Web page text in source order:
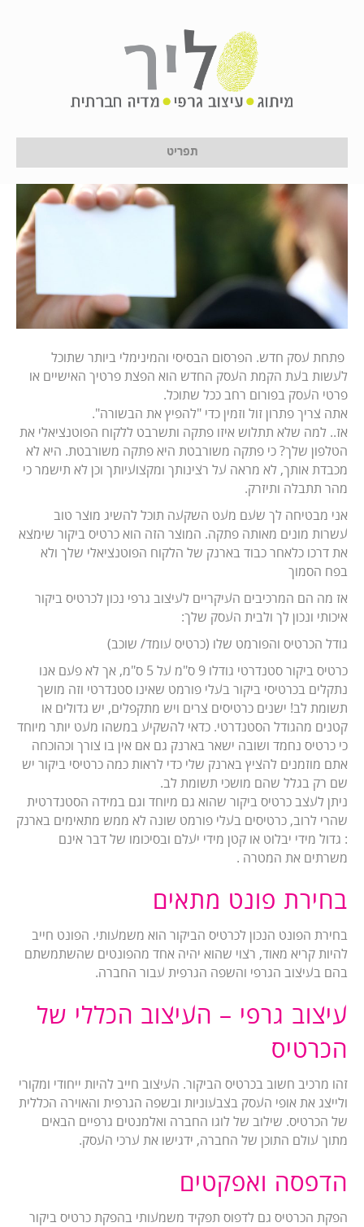
תפריט
טיפים לעיצוב כרטיס ביקור
24 בינואר 2017
פתחת עסק חדש. הפרסום הבסיסי והמינימלי ביותר שתוכל
לעשות בעת הקמת העסק החדש הוא הפצת פרטיך האישיים או
פרטי העסק בפורום רחב ככל שתוכל.
אתה צריך פתרון זול וזמין כדי "להפיץ את הבשורה".
אז.. למה שלא תתלוש איזו פתקה ותשרבט ללקוח הפוטנציאלי את
הטלפון שלך? כי פתקה משורבטת היא פתקה משורבטת. היא לא
מכבדת אותך, לא מראה על רצינותך ומקצועיותך וכן לא תישמר כי
מהר תתבלה ותיזרק.
אני מבטיחה לך שעם מעט השקעה תוכל להשיג מוצר טוב
עשרות מונים מאותה פתקה. המוצר הזה הוא כרטיס ביקור שימצא
את דרכו כלאחר כבוד בארנק של הלקוח הפוטנציאלי שלך ולא
בפח הסמוך
אז מה הם המרכיבים העיקריים לעיצוב גרפי נכון לכרטיס ביקור
איכותי ונכון לך ולבית העסק שלך:
גודל הכרטיס והפורמט שלו (כרטיס עומד/ שוכב)
כרטיס ביקור סטנדרטי גודלו 9 ס"מ על 5 ס"מ, אך לא פעם אנו
נתקלים בכרטיסי ביקור בעלי פורמט שאינו סטנדרטי וזה מושך
תשומת לב! ישנים כרטיסים צרים ויש מתקפלים, יש גדולים או
קטנים מהגודל הסטנדרטי. כדאי להשקיע במשהו מעט יותר מיוחד
כי כרטיס נחמד ושובה ישאר בארנק גם אם אין בו צורך וכהוכחה
אתם מוזמנים להציץ בארנק שלי כדי לראות כמה כרטיסי ביקור יש
שם רק בגלל שהם מושכי תשומת לב.
ניתן לעצב כרטיס ביקור שהוא גם מיוחד וגם במידה הסטנדרטית
שהרי לרוב, כרטיסים בעלי פורמט שונה לא ממש מתאימים בארנק
: גדול מידי יבלוט או קטן מידי יעלם ובסיכומו של דבר אינם
משרתים את המטרה .
בחירת פונט מתאים
בחירת הפונט הנכון לכרטיס הביקור הוא משמעותי. הפונט חייב
להיות קריא מאוד, רצוי שהוא יהיה אחד מהפונטים שהשתמשתם
בהם בעיצוב הגרפי והשפה הגרפית עבור החברה.
עיצוב גרפי – העיצוב הכללי של
הכרטיס
זהו מרכיב חשוב בכרטיס הביקור. העיצוב חייב להיות ייחודי ומקורי
ולייצג את אופי העסק בצבעוניות ובשפה הגרפית והאוירה הכללית
של הכרטיס. שילוב של לוגו החברה ואלמנטים גרפיים הבאים
מתוך עולם התוכן של החברה, ידגישו את ערכי העסק.
הדפסה ואפקטים
הפקת הכרטיס גם לדפוס תפקיד משמעותי בהפקת כרטיס ביקור